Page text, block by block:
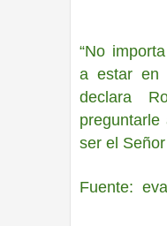
“No
a estar en
declara
ser el
Fuente: